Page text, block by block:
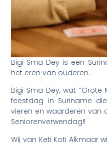
Bigi Sma Dey is een
het eren van ouderen.
Bigi Sma Dey, wat “Grote
feestdag in Suriname
vieren en waarderen van
Seniorenverwendag!!
Wij van Keti Koti Alkmaar